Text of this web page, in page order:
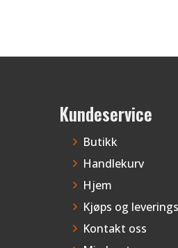
Kundeservice
Butikk
Handlekurv
Hjem
Kjøps og
Kontakt oss